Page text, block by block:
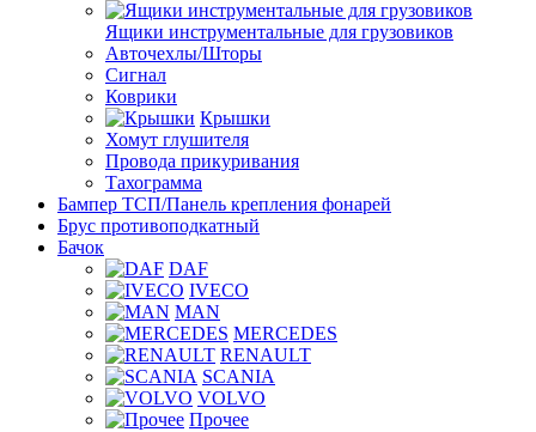
Ящики инструментальные для грузовиков
Авточехлы/Шторы
Сигнал
Коврики
Крышки
Хомут глушителя
Провода прикуривания
Тахограмма
Бампер ТСП/Панель крепления фонарей
Брус противоподкатный
Бачок
DAF
IVECO
MAN
MERCEDES
RENAULT
SCANIA
VOLVO
Прочее